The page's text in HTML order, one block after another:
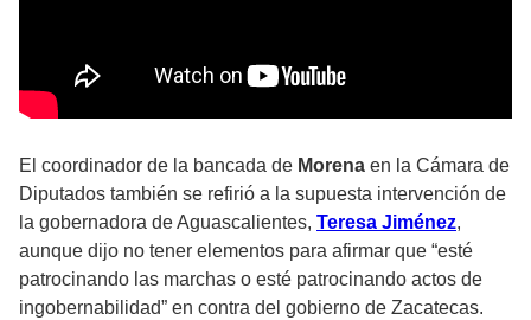
El coordinador de la bancada de Morena en la Cámara de
Diputados también se refirió a la supuesta intervención de
la gobernadora de Aguascalientes, Teresa Jiménez,
aunque dijo no tener elementos para afirmar que “esté
patrocinando las marchas o esté patrocinando actos de
ingobernabilidad” en contra del gobierno de Zacatecas.